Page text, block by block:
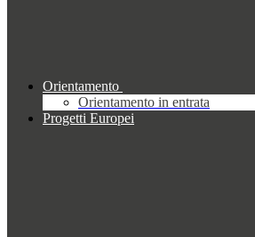
Orientamento
Orientamento in entrata
Progetti Europei